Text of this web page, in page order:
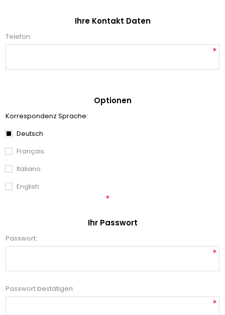
Ihre Kontakt Daten
Telefon:
*
Optionen
Korrespondenz Sprache:
Deutsch
Français
Italiano
English
*
Ihr Passwort
Passwort:
*
Passwort bestätigen:
*